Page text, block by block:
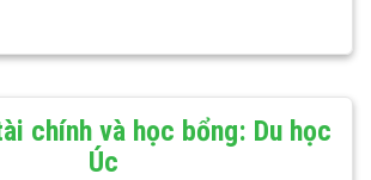
chính và học bổng: Du học
Úc